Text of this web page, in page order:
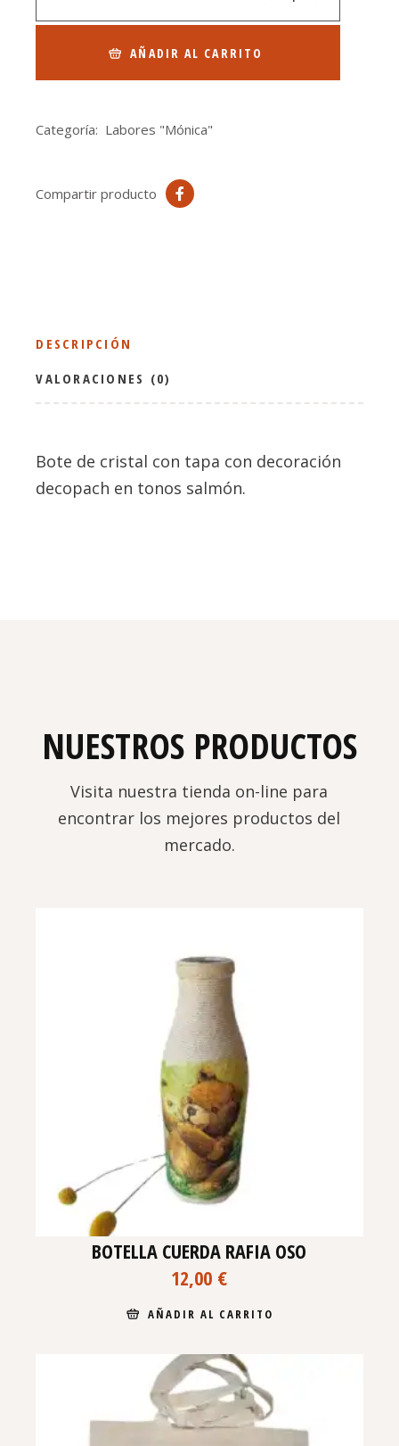
AÑADIR AL CARRITO
Categoría: Labores "Mónica"
Compartir producto
DESCRIPCIÓN
VALORACIONES (0)
Bote de cristal con tapa con decoración
decopach en tonos salmón.
NUESTROS PRODUCTOS
Visita nuestra tienda on-line para
encontrar los mejores productos del
mercado.
BOTELLA CUERDA RAFIA OSO
12,00 €
AÑADIR AL CARRITO